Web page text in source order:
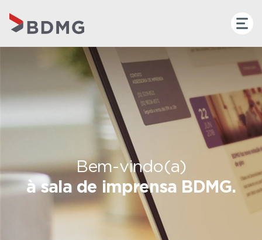
Bem-vindo(a)
à sala de imprensa BDMG.